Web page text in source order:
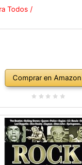
Todos /
Comprar en Amazon